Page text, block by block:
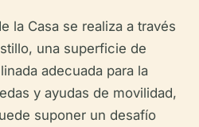
la Casa se realiza a través
una superficie de
adecuada para la
y ayudas de movilidad,
suponer un desafío